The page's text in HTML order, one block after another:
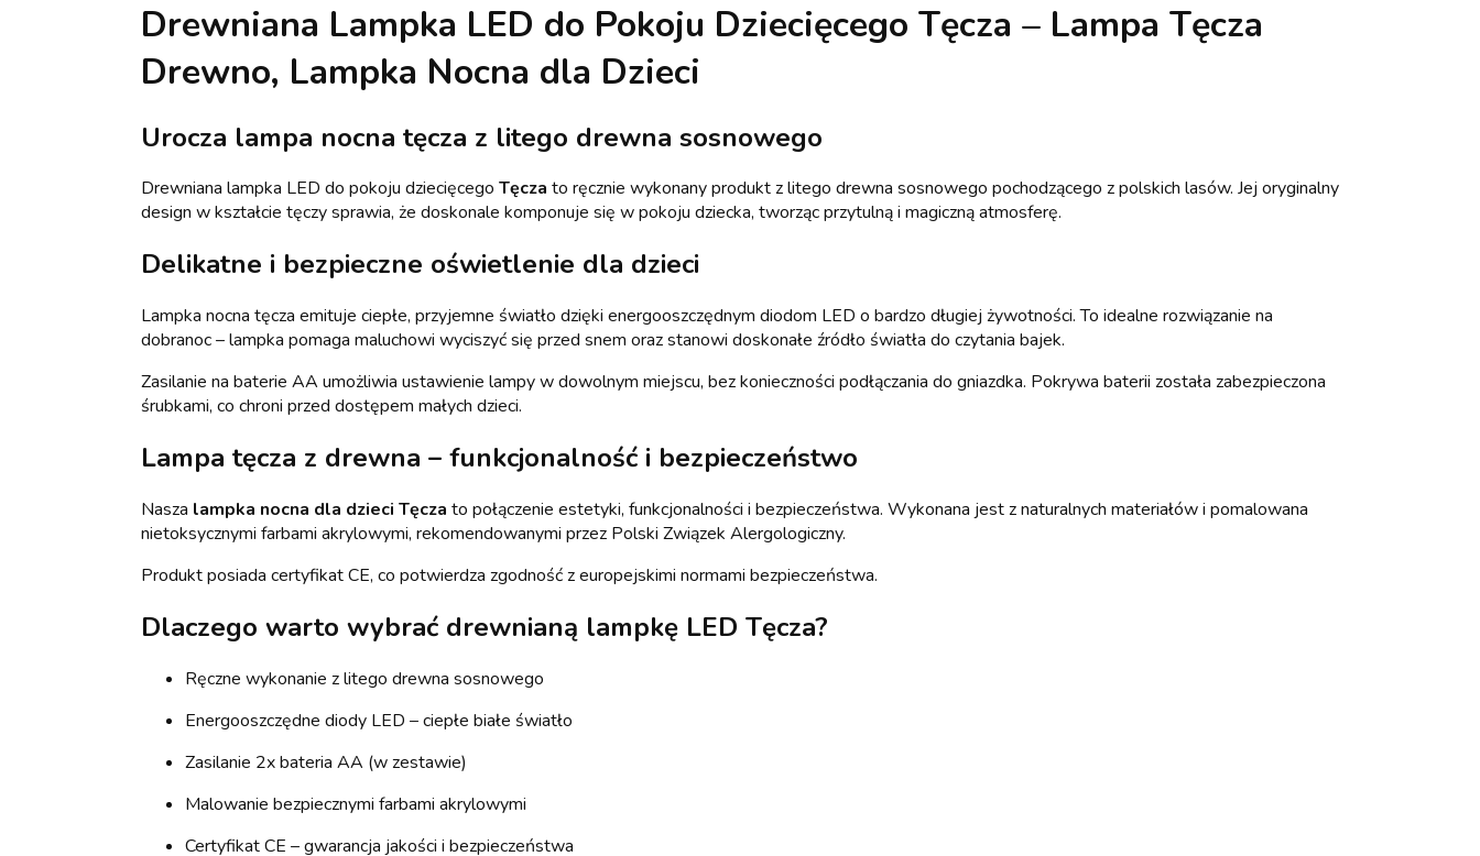
Drewniana Lampka LED do Pokoju Dziecięcego Tęcza – Lampa Tęcza
Drewno, Lampka Nocna dla Dzieci
Urocza lampa nocna tęcza z litego drewna sosnowego
Drewniana lampka LED do pokoju dziecięcego Tęcza to ręcznie wykonany produkt z litego drewna sosnowego pochodzącego z polskich lasów. Jej oryginalny
design w kształcie tęczy sprawia, że doskonale komponuje się w pokoju dziecka, tworząc przytulną i magiczną atmosferę.
Delikatne i bezpieczne oświetlenie dla dzieci
Lampka nocna tęcza emituje ciepłe, przyjemne światło dzięki energooszczędnym diodom LED o bardzo długiej żywotności. To idealne rozwiązanie na
dobranoc – lampka pomaga maluchowi wyciszyć się przed snem oraz stanowi doskonałe źródło światła do czytania bajek.
Zasilanie na baterie AA umożliwia ustawienie lampy w dowolnym miejscu, bez konieczności podłączania do gniazdka. Pokrywa baterii została zabezpieczona
śrubkami, co chroni przed dostępem małych dzieci.
Lampa tęcza z drewna – funkcjonalność i bezpieczeństwo
Nasza lampka nocna dla dzieci Tęcza to połączenie estetyki, funkcjonalności i bezpieczeństwa. Wykonana jest z naturalnych materiałów i pomalowana
nietoksycznymi farbami akrylowymi, rekomendowanymi przez Polski Związek Alergologiczny.
Produkt posiada certyfikat CE, co potwierdza zgodność z europejskimi normami bezpieczeństwa.
Dlaczego warto wybrać drewnianą lampkę LED Tęcza?
Ręczne wykonanie z litego drewna sosnowego
Energooszczędne diody LED – ciepłe białe światło
Zasilanie 2x bateria AA (w zestawie)
Malowanie bezpiecznymi farbami akrylowymi
Certyfikat CE – gwarancja jakości i bezpieczeństwa